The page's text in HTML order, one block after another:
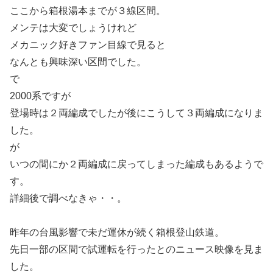
ここから箱根湯本までが３線区間。
メンテは大変でしょうけれど
メカニック好きファン目線で見ると
なんとも興味深い区間でした。
で
2000系ですが
登場時は２両編成でしたが後にこうして３両編成になりま
した。
が
いつの間にか２両編成に戻ってしまった編成もあるようで
す。
詳細後で調べなきゃ・・。
昨年の台風影響で未だ運休が続く箱根登山鉄道。
先日一部の区間で試運転を行ったとのニュース映像を見ま
した。